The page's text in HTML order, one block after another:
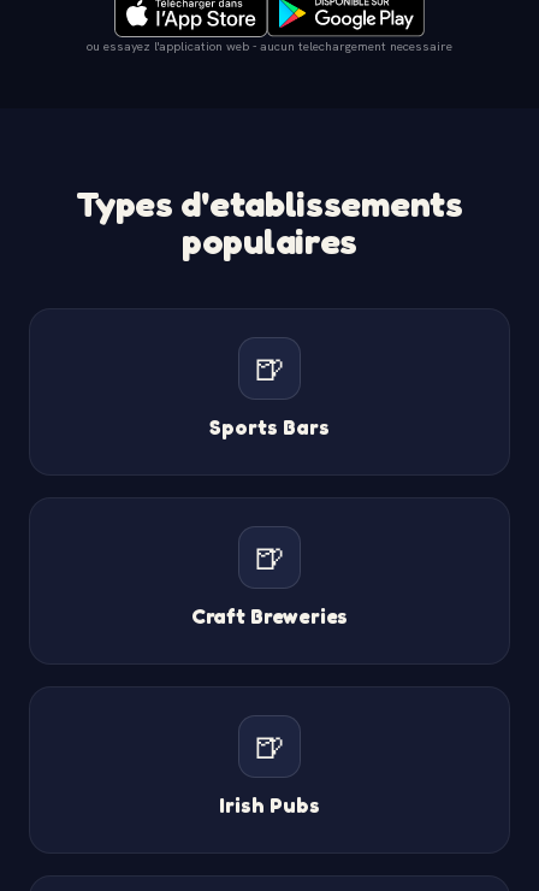
ou essayez l'application web - aucun telechargement necessaire
Types d'etablissements
populaires
🍺
Sports Bars
🍺
Craft Breweries
🍺
Irish Pubs